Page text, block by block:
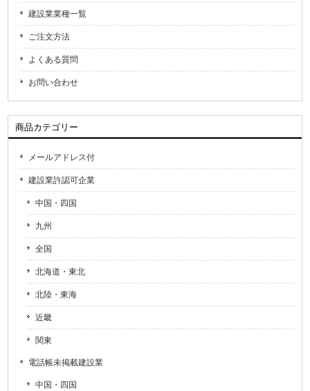
建設業業種一覧
ご注文方法
よくある質問
お問い合わせ
商品カテゴリー
メールアドレス付
建設業許認可企業
中国・四国
九州
全国
北海道・東北
北陸・東海
近畿
関東
電話帳未掲載建設業
中国・四国